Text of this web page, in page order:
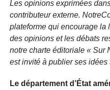
Les opinions exprimées
contributeur externe.
plateforme qui encourage la
des opinions et les débats
notre charte éditoriale « Sur
est invité à publier ses idées
Le département d’État